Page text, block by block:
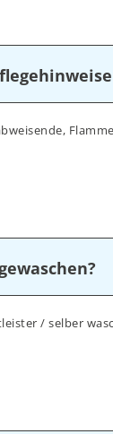
/ selber